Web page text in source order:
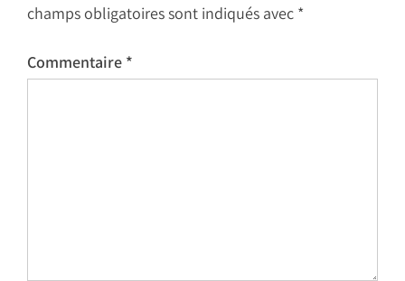
champs obligatoires sont indiqués avec *
Commentaire *